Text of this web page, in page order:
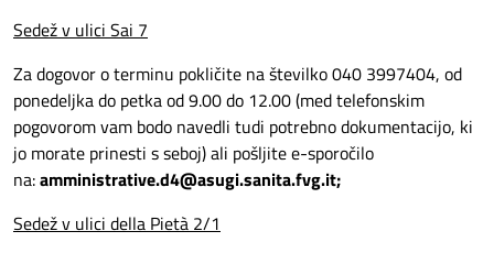
Sedež v ulici Sai 7
Za dogovor o terminu pokličite na številko 040 3997404, od
ponedeljka do petka od 9.00 do 12.00 (med telefonskim
pogovorom vam bodo navedli tudi potrebno dokumentacijo, ki
jo morate prinesti s seboj) ali pošljite e-sporočilo
na:amministrative.d4@asugi.sanita.fvg.it;
Sedež v ulici della Pietà 2/1